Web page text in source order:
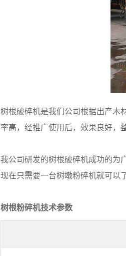
树根破碎机是我们公司根据出产木
率高，经推广使用后，效果良好，
我公司研发的树根破碎机成功的为
现在只需要一台树墩粉碎机就可以
树根粉碎机技术参数